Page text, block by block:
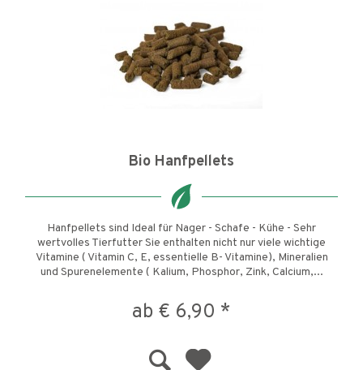
Bio Hanfpellets
Hanfpellets sind Ideal für Nager - Schafe - Kühe - Sehr
wertvolles Tierfutter Sie enthalten nicht nur viele wichtige
Vitamine ( Vitamin C, E, essentielle B- Vitamine), Mineralien
und Spurenelemente ( Kalium, Phosphor, Zink, Calcium,...
ab € 6,90 *